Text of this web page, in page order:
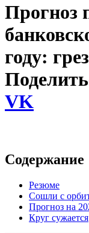
Прогноз
году:
VK
Содержание
Резюме
Сошли с
Прогноз на
Круг сужается